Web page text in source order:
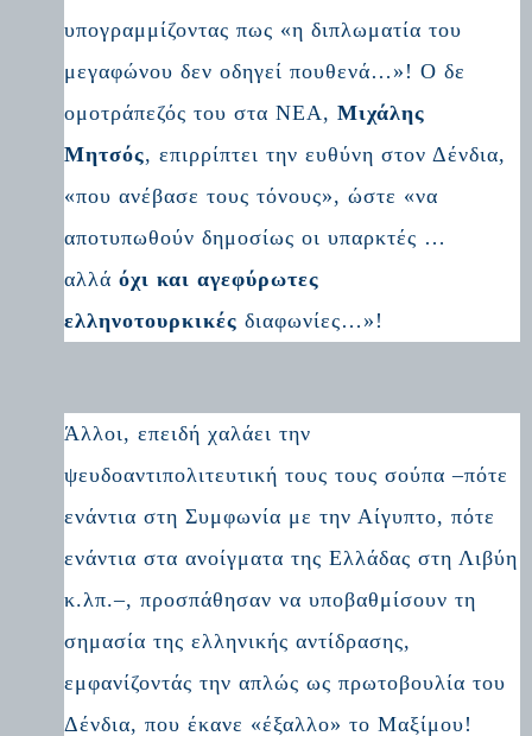
υπογραμμίζοντας πως «η διπλωματία του
μεγαφώνου δεν οδηγεί πουθενά…»! Ο δε
ομοτράπεζός του στα ΝΕΑ,Μιχάλης
Μητσός, επιρρίπτει την ευθύνη στον Δένδια,
«που ανέβασε τους τόνους», ώστε «να
αποτυπωθούν δημοσίως οι υπαρκτές …
αλλάόχι και αγεφύρωτες
ελληνοτουρκικές διαφωνίες…»!
Άλλοι, επειδή χαλάει την
ψευδοαντιπολιτευτική τους τους σούπα –πότε
ενάντια στη Συμφωνία με την Αίγυπτο, πότε
ενάντια στα ανοίγματα της Ελλάδας στη Λιβύη
κ.λπ.–, προσπάθησαν να υποβαθμίσουν τη
σημασία της ελληνικής αντίδρασης,
εμφανίζοντάς την απλώς ως πρωτοβουλία του
Δένδια, που έκανε «έξαλλο» το Μαξίμου!